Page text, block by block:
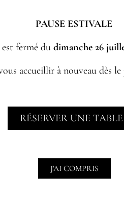
PAUSE ESTIVALE
fermé du dimanche 26
accueillir à nouveau dès le
RÉSERVER UNE TABLE
J'AI COMPRIS
en
Rejoignez
votre carrière
Au Pérolles,